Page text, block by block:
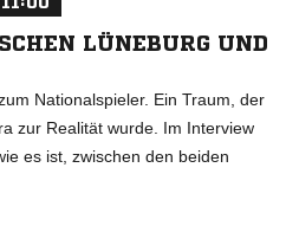
LÜNEBURG UND
Nationalspieler. Ein Traum, der
zur Realität wurde. Im Interview
es ist, zwischen den beiden